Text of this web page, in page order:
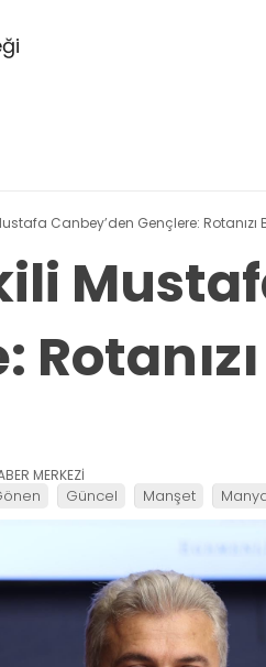
Canbey’den Gençlere: Rotanızı
MERKEZİ
Güncel Manşet